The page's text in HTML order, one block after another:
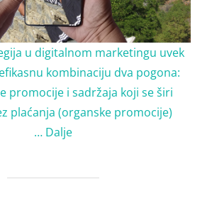
u digitalnom marketingu uvek
kombinaciju dva pogona:
promocije i sadržaja koji se širi
plaćanja (organske promocije)
… Dalje